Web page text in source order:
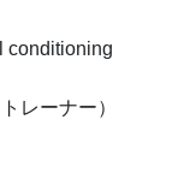
conditioning
レーナー）